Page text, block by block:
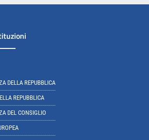
DELLA REPUBBLICA
REPUBBLICA
DEL CONSIGLIO